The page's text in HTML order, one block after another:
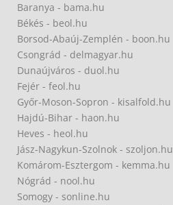
Baranya - bama.hu
Békés - beol.hu
Borsod-Abaúj-Zemplén - boon.hu
Csongrád - delmagyar.hu
Dunaújváros - duol.hu
Fejér - feol.hu
Győr-Moson-Sopron - kisalfold.hu
Hajdú-Bihar - haon.hu
Heves - heol.hu
Jász-Nagykun-Szolnok - szoljon.hu
Komárom-Esztergom - kemma.hu
Nógrád - nool.hu
Somogy - sonline.hu